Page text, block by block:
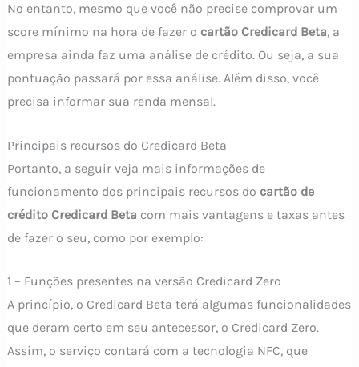
No entanto, mesmo que você não precise comprovar um
score mínimo na hora de fazer o cartão Credicard Beta, a
empresa ainda faz uma análise de crédito. Ou seja, a sua
pontuação passará por essa análise. Além disso, você
precisa informar sua renda mensal.
Principais recursos do Credicard Beta
Portanto, a seguir veja mais informações de
funcionamento dos principais recursos do cartão de
crédito Credicard Beta com mais vantagens e taxas antes
de fazer o seu, como por exemplo:
1 – Funções presentes na versão Credicard Zero
A princípio, o Credicard Beta terá algumas funcionalidades
que deram certo em seu antecessor, o Credicard Zero.
Assim, o serviço contará com a tecnologia NFC, que